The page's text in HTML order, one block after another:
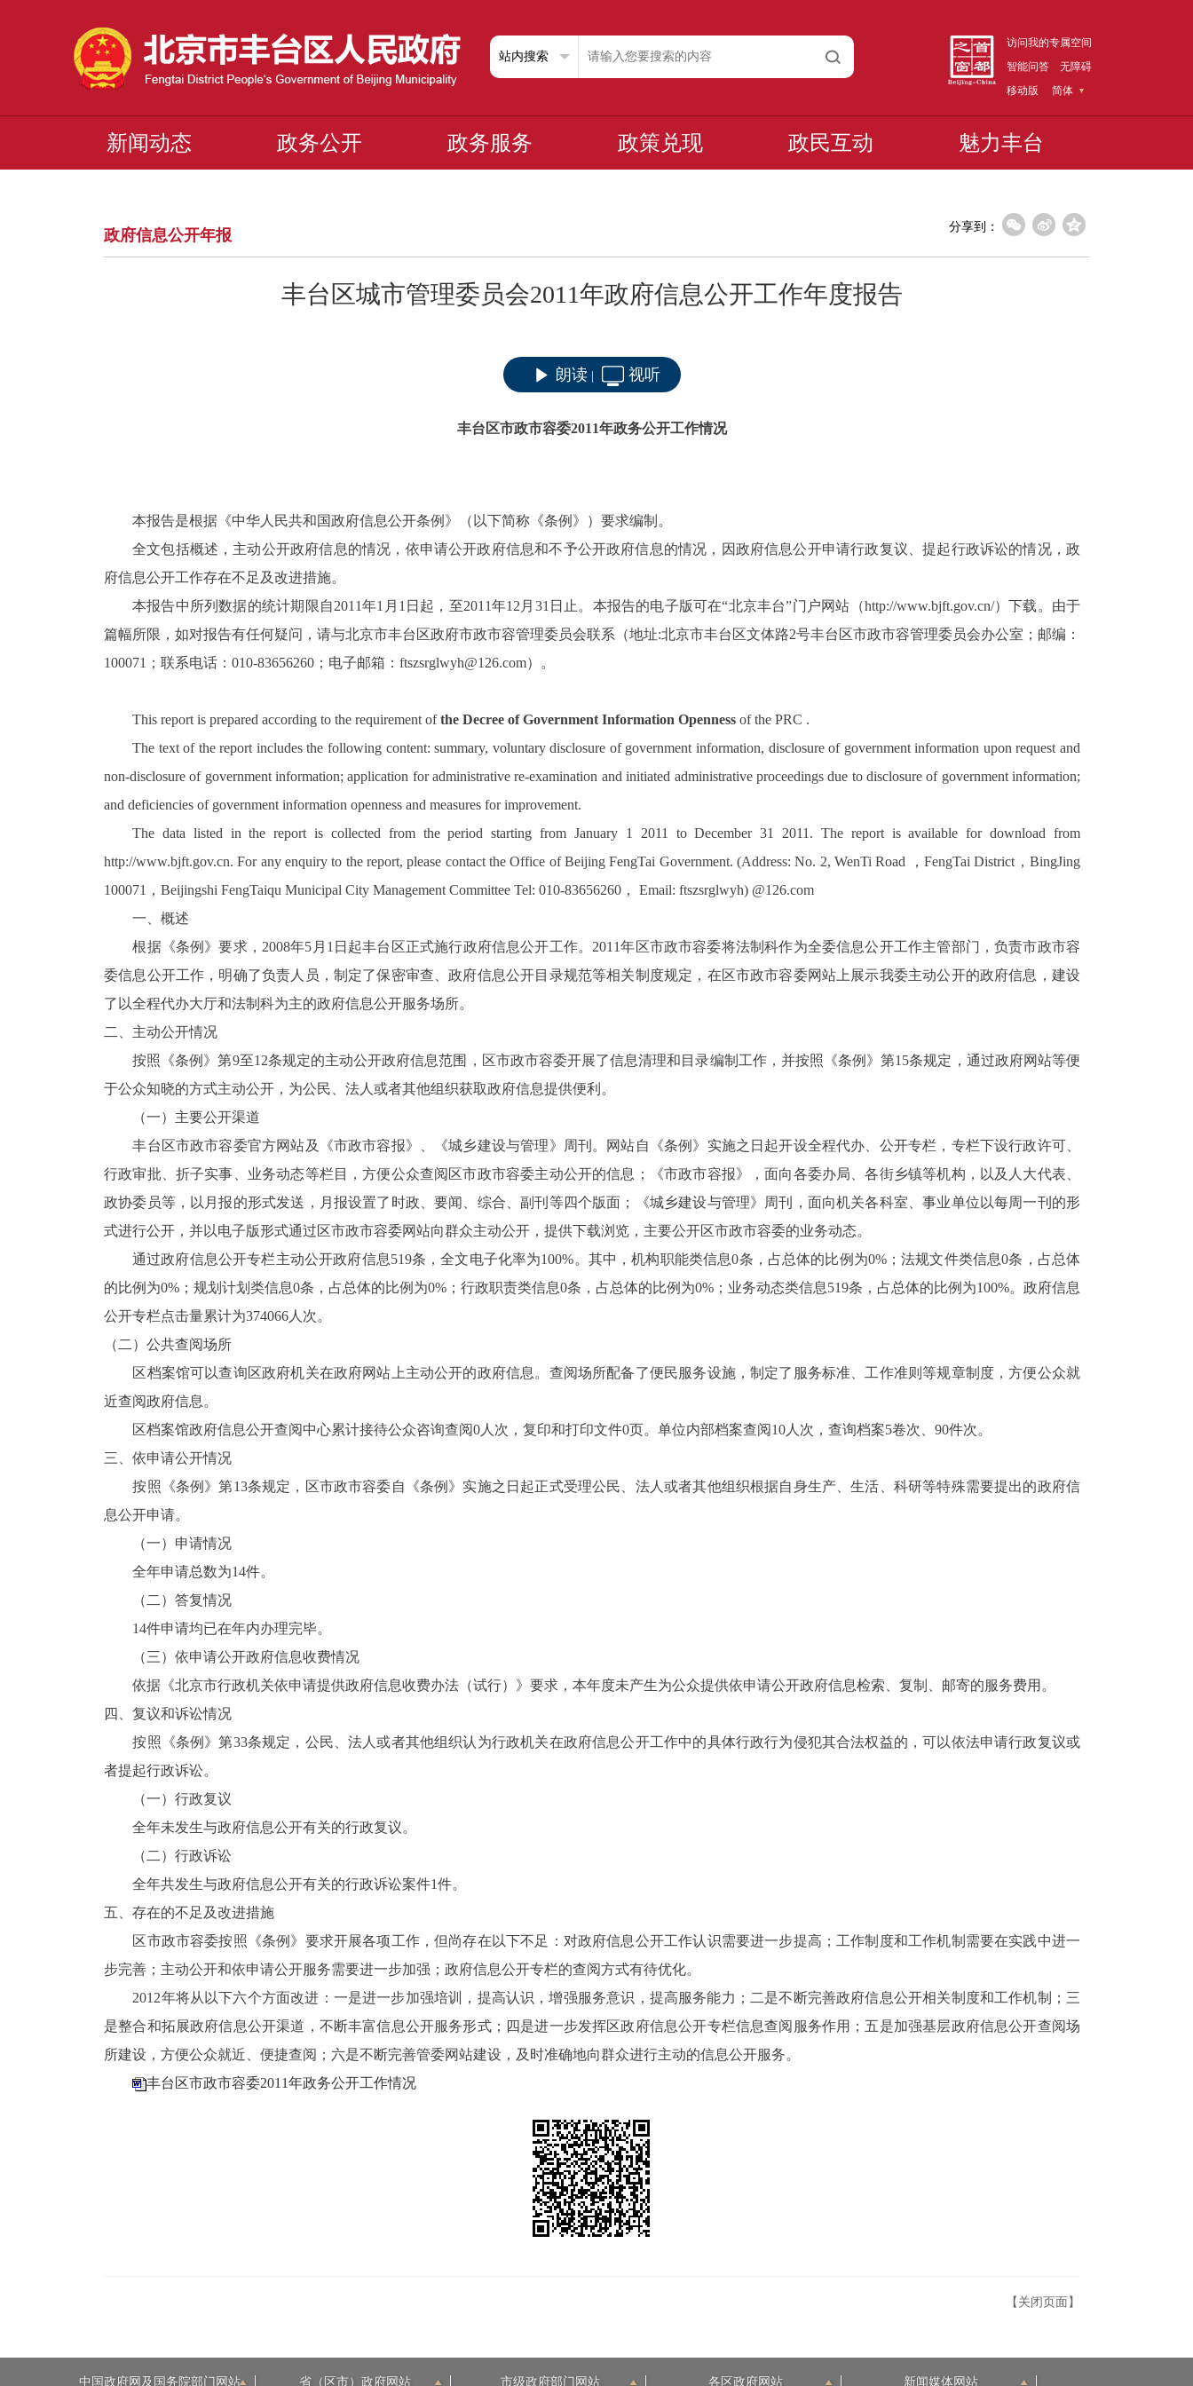
访问我的专属空间
智能问答
无障碍
移动版
简体
新闻动态 政务公开 政务服务 政策兑现 政民互动 魅力丰台
政府信息公开年报 分享到：
丰台区城市管理委员会2011年政府信息公开工作年度报告
朗读 视听
丰台区市政市容委2011年政务公开工作情况
本报告是根据《中华人民共和国政府信息公开条例》（以下简称《条例》）要求编制。
全文包括概述，主动公开政府信息的情况，依申请公开政府信息和不予公开政府信息的情况，因政府信息公开申请行政复议、提起行政诉讼的情况，政
府信息公开工作存在不足及改进措施。
本报告中所列数据的统计期限自2011年1月1日起，至2011年12月31日止。本报告的电子版可在“北京丰台”门户网站（http://www.bjft.gov.cn/）下载。由于
篇幅所限，如对报告有任何疑问，请与北京市丰台区政府市政市容管理委员会联系（地址:北京市丰台区文体路2号丰台区市政市容管理委员会办公室；邮编：
100071；联系电话：010-83656260；电子邮箱：ftszsrglwyh@126.com）。
This report is prepared according to the requirement ofthe Decree of Government Information Openness of the PRC .
The text of the report includes the following content: summary, voluntary disclosure of government information, disclosure of government information upon request and
non-disclosure of government information; application for administrative re-examination and initiated administrative proceedings due to disclosure of government information;
and deficiencies of government information openness and measures for improvement.
The data listed in the report is collected from the period starting from January 1 2011 to December 31 2011. The report is available for download from
http://www.bjft.gov.cn. For any enquiry to the report, please contact the Office of Beijing FengTai Government. (Address: No. 2, WenTi Road ，FengTai District，BingJing
100071，Beijingshi FengTaiqu Municipal City Management Committee Tel: 010-83656260， Email: ftszsrglwyh) @126.com
一、概述
根据《条例》要求，2008年5月1日起丰台区正式施行政府信息公开工作。2011年区市政市容委将法制科作为全委信息公开工作主管部门，负责市政市容
委信息公开工作，明确了负责人员，制定了保密审查、政府信息公开目录规范等相关制度规定，在区市政市容委网站上展示我委主动公开的政府信息，建设
了以全程代办大厅和法制科为主的政府信息公开服务场所。
二、主动公开情况
按照《条例》第9至12条规定的主动公开政府信息范围，区市政市容委开展了信息清理和目录编制工作，并按照《条例》第15条规定，通过政府网站等便
于公众知晓的方式主动公开，为公民、法人或者其他组织获取政府信息提供便利。
（一）主要公开渠道
丰台区市政市容委官方网站及《市政市容报》、《城乡建设与管理》周刊。网站自《条例》实施之日起开设全程代办、公开专栏，专栏下设行政许可、
行政审批、折子实事、业务动态等栏目，方便公众查阅区市政市容委主动公开的信息；《市政市容报》，面向各委办局、各街乡镇等机构，以及人大代表、
政协委员等，以月报的形式发送，月报设置了时政、要闻、综合、副刊等四个版面；《城乡建设与管理》周刊，面向机关各科室、事业单位以每周一刊的形
式进行公开，并以电子版形式通过区市政市容委网站向群众主动公开，提供下载浏览，主要公开区市政市容委的业务动态。
通过政府信息公开专栏主动公开政府信息519条，全文电子化率为100%。其中，机构职能类信息0条，占总体的比例为0%；法规文件类信息0条，占总体
的比例为0%；规划计划类信息0条，占总体的比例为0%；行政职责类信息0条，占总体的比例为0%；业务动态类信息519条，占总体的比例为100%。政府信息
公开专栏点击量累计为374066人次。
（二）公共查阅场所
区档案馆可以查询区政府机关在政府网站上主动公开的政府信息。查阅场所配备了便民服务设施，制定了服务标准、工作准则等规章制度，方便公众就
近查阅政府信息。
区档案馆政府信息公开查阅中心累计接待公众咨询查阅0人次，复印和打印文件0页。单位内部档案查阅10人次，查询档案5卷次、90件次。
三、依申请公开情况
按照《条例》第13条规定，区市政市容委自《条例》实施之日起正式受理公民、法人或者其他组织根据自身生产、生活、科研等特殊需要提出的政府信
息公开申请。
（一）申请情况
全年申请总数为14件。
（二）答复情况
14件申请均已在年内办理完毕。
（三）依申请公开政府信息收费情况
依据《北京市行政机关依申请提供政府信息收费办法（试行）》要求，本年度未产生为公众提供依申请公开政府信息检索、复制、邮寄的服务费用。
四、复议和诉讼情况
按照《条例》第33条规定，公民、法人或者其他组织认为行政机关在政府信息公开工作中的具体行政行为侵犯其合法权益的，可以依法申请行政复议或
者提起行政诉讼。
（一）行政复议
全年未发生与政府信息公开有关的行政复议。
（二）行政诉讼
全年共发生与政府信息公开有关的行政诉讼案件1件。
五、存在的不足及改进措施
区市政市容委按照《条例》要求开展各项工作，但尚存在以下不足：对政府信息公开工作认识需要进一步提高；工作制度和工作机制需要在实践中进一
步完善；主动公开和依申请公开服务需要进一步加强；政府信息公开专栏的查阅方式有待优化。
2012年将从以下六个方面改进：一是进一步加强培训，提高认识，增强服务意识，提高服务能力；二是不断完善政府信息公开相关制度和工作机制；三
是整合和拓展政府信息公开渠道，不断丰富信息公开服务形式；四是进一步发挥区政府信息公开专栏信息查阅服务作用；五是加强基层政府信息公开查阅场
所建设，方便公众就近、便捷查阅；六是不断完善管委网站建设，及时准确地向群众进行主动的信息公开服务。
丰台区市政市容委2011年政务公开工作情况
【关闭页面】
中国政府网及国务院部门网站 省（区市）政府网站 市级政府部门网站 各区政府网站 新闻媒体网站